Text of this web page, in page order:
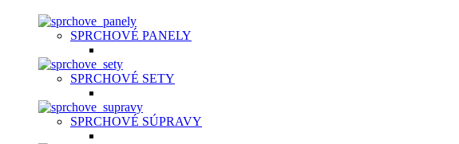
SPRCHOVÉ PANELY
SPRCHOVÉ SETY
SPRCHOVÉ SÚPRAVY